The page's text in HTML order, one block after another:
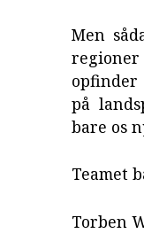
Men
opfinder
på
bare os
Teamet
Torben